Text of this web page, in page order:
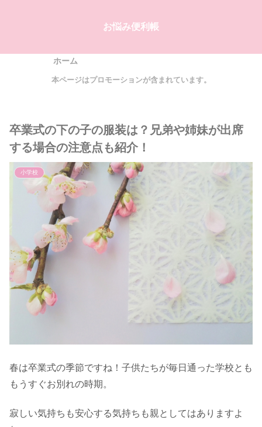
お悩み便利帳
ホーム
本ページはプロモーションが含まれています。
卒業式の下の子の服装は？兄弟や姉妹が出席
する場合の注意点も紹介！
小学校
春は卒業式の季節ですね！子供たちが毎日通った学校とも
もうすぐお別れの時期。
寂しい気持ちも安心する気持ちも親としてはありますよ